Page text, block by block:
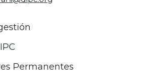
Permanentes